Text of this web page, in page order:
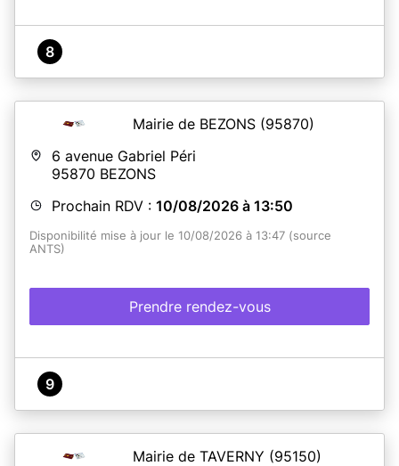
8
Mairie de BEZONS (95870)
6 avenue Gabriel Péri
95870 BEZONS
Prochain RDV : 10/08/2026 à 13:50
Disponibilité mise à jour le 10/08/2026 à 13:47 (source
ANTS)
Prendre rendez-vous
9
Mairie de TAVERNY (95150)